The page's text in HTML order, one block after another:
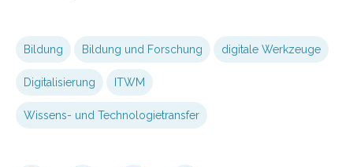
Bildung Bildung und Forschung digitale Werkzeuge
Digitalisierung ITWM
Wissens- und Technologietransfer